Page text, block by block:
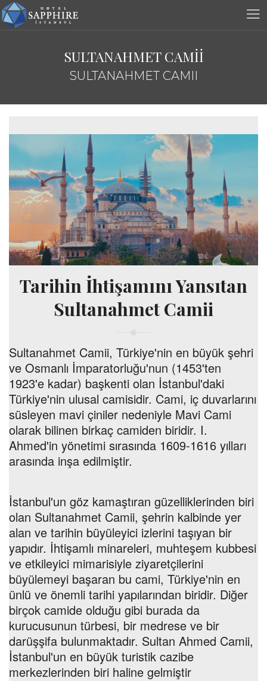
SULTANAHMET CAMİİ
SULTANAHMET CAMII
Tarihin İhtişamını Yansıtan
Sultanahmet Camii
Sultanahmet Camii, Türkiye'nin en büyük şehri
ve Osmanlı İmparatorluğu'nun (1453'ten
1923'e kadar) başkenti olan İstanbul'daki
Türkiye'nin ulusal camisidir. Cami, iç duvarlarını
süsleyen mavi çiniler nedeniyle Mavi Cami
olarak bilinen birkaç camiden biridir. I.
Ahmed'in yönetimi sırasında 1609-1616 yılları
arasında inşa edilmiştir.
İstanbul'un göz kamaştıran güzelliklerinden biri
olan Sultanahmet Camii, şehrin kalbinde yer
alan ve tarihin büyüleyici izlerini taşıyan bir
yapıdır. İhtişamlı minareleri, muhteşem kubbesi
ve etkileyici mimarisiyle ziyaretçilerini
büyülemeyi başaran bu cami, Türkiye'nin en
ünlü ve önemli tarihi yapılarından biridir. Diğer
birçok camide olduğu gibi burada da
kurucusunun türbesi, bir medrese ve bir
darüşşifa bulunmaktadır. Sultan Ahmed Camii,
İstanbul'un en büyük turistik cazibe
merkezlerinden biri haline gelmiştir